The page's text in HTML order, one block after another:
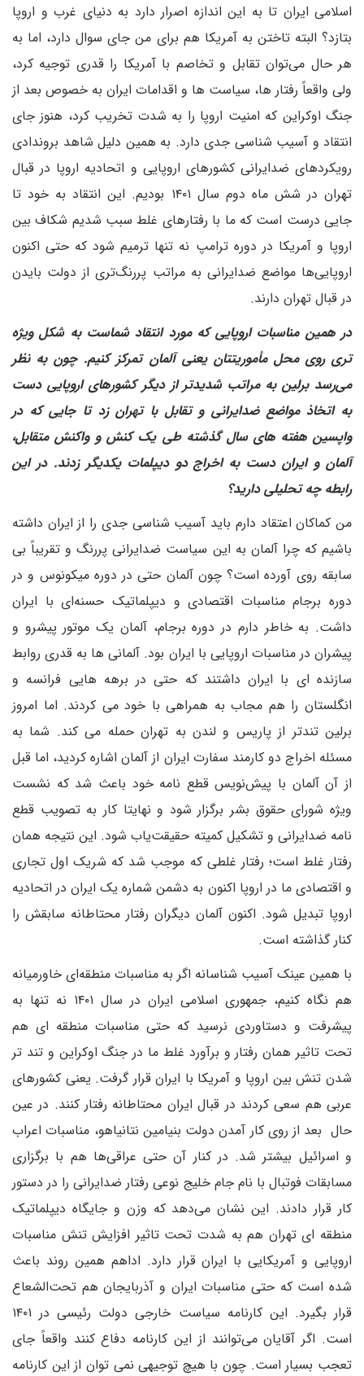
اسلامی ایران تا به این اندازه اصرار دارد به دنیای غرب و اروپا
بتازد؟ البته تاختن به آمریکا هم برای من جای سوال دارد، اما به
هر حال می‌توان تقابل و تخاصم با آمریکا را قدری توجیه کرد،
ولی واقعاً رفتار ها، سیاست ها و اقدامات ایران به خصوص بعد از
جنگ اوکراین که امنیت اروپا را به شدت تخریب کرد، هنوز جای
انتقاد و آسیب شناسی جدی دارد. به همین دلیل شاهد بروندادی
رویکردهای ضدایرانی کشورهای اروپایی و اتحادیه اروپا در قبال
تهران در شش ماه دوم سال ۱۴۰۱ بودیم. این انتقاد به خود تا
جایی درست است که ما با رفتارهای غلط سبب شدیم شکاف بین
اروپا و آمریکا در دوره ترامپ نه تنها ترمیم شود که حتی اکنون
اروپایی‌ها مواضع ضدایرانی به مراتب پررنگ‌تری از دولت بایدن
در قبال تهران دارند.
در همین مناسبات اروپایی که مورد انتقاد شماست به شکل ویژه
تری روی محل مأموریتتان یعنی آلمان تمرکز کنیم. چون به نظر
می‌رسد برلین به مراتب شدیدتر از دیگر کشورهای اروپایی دست
به اتخاذ مواضع ضدایرانی و تقابل با تهران زد تا جایی که در
واپسین هفته های سال گذشته طی یک کنش و واکنش متقابل،
آلمان و ایران دست به اخراج دو دیپلمات یکدیگر زدند. در این
رابطه چه تحلیلی دارید؟
من کماکان اعتقاد دارم باید آسیب شناسی جدی را از ایران داشته
باشیم که چرا آلمان به این سیاست ضدایرانی پررنگ و تقریباً بی
سابقه روی آورده است؟ چون آلمان حتی در دوره میکونوس و در
دوره برجام مناسبات اقتصادی و دیپلماتیک حسنه‌ای با ایران
داشت. به خاطر دارم در دوره برجام، آلمان یک موتور پیشرو و
پیشران در مناسبات اروپایی با ایران بود. آلمانی ها به قدری روابط
سازنده ای با ایران داشتند که حتی در برهه‌ هایی فرانسه و
انگلستان را هم مجاب به همراهی با خود می کردند. اما امروز
برلین تندتر از پاریس و لندن به تهران حمله می کند. شما به
مسئله اخراج دو کارمند سفارت ایران از آلمان اشاره کردید، اما قبل
از آن آلمان با پیش‌نویس قطع نامه خود باعث شد که نشست
ویژه شورای حقوق بشر برگزار شود و نهایتا کار به تصویب قطع
نامه ضدایرانی و تشکیل کمیته حقیقت‌یاب شود. این نتیجه همان
رفتار غلط است؛ رفتار غلطی که موجب شد که شریک اول تجاری
و اقتصادی ما در اروپا اکنون به دشمن شماره یک ایران در اتحادیه
اروپا تبدیل شود. اکنون آلمان دیگران رفتار محتاطانه سابقش را
کنار گذاشته است.
با همین عینک آسیب شناسانه اگر به مناسبات منطقه‌ای خاورمیانه
هم نگاه کنیم، جمهوری اسلامی ایران در سال ۱۴۰۱ نه تنها به
پیشرفت و دستاوردی نرسید که حتی مناسبات منطقه ای هم
تحت تاثیر همان رفتار و برآورد غلط ما در جنگ اوکراین و تند تر
شدن تنش بین اروپا و آمریکا با ایران قرار گرفت. یعنی کشورهای
عربی هم سعی کردند در قبال ایران محتاطانه رفتار کنند. در عین
حال بعد از روی کار آمدن دولت بنیامین نتانیاهو، مناسبات اعراب
و اسرائیل بیشتر شد. در کنار آن حتی عراقی‌ها هم با برگزاری
مسابقات فوتبال با نام جام خلیج نوعی رفتار ضدایرانی را در دستور
کار قرار دادند. این نشان می‌دهد که وزن و جایگاه دیپلماتیک
منطقه ای تهران هم به شدت تحت تاثیر افزایش تنش مناسبات
اروپایی و آمریکایی با ایران قرار دارد. اداهم همین روند باعث
شده است که حتی مناسبات ایران و آذربایجان هم تحت‌الشعاع
قرار بگیرد. این کارنامه سیاست خارجی دولت رئیسی در ۱۴۰۱
است. اگر آقایان می‌توانند از این کارنامه دفاع کنند واقعاً جای
تعجب بسیار است. چون با هیچ توجیهی نمی توان از این کارنامه